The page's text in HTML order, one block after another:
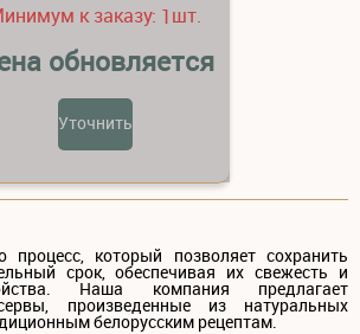
к заказу: 1шт.
обновляется
Уточнить
который позволяет сохранить
срок, обеспечивая их свежесть и
Наша компания предлагает
произведенные из натуральных
белорусским рецептам.